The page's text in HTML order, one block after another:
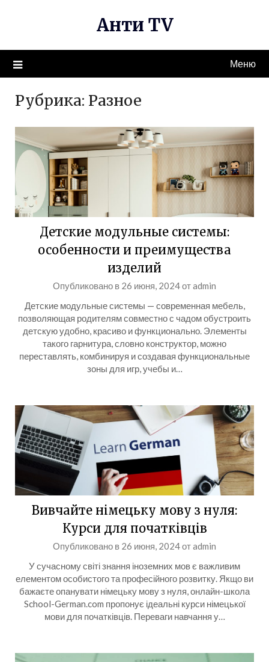
Анти TV
Меню
Рубрика: Разное
Детские модульные системы:
особенности и преимущества
изделий
Опубликовано в 26 июня, 2024отadmin
Детские модульные системы — современная мебель,
позволяющая родителям совместно с чадом обустроить
детскую удобно, красиво и функционально. Элементы
такого гарнитура, словно конструктор, можно
переставлять, комбинируя и создавая функциональные
зоны для игр, учебы и…
Вивчайте німецьку мову з нуля:
Курси для початківців
Опубликовано в 26 июня, 2024отadmin
У сучасному світі знання іноземних мов є важливим
елементом особистого та професійного розвитку. Якщо ви
бажаєте опанувати німецьку мову з нуля, онлайн-школа
School-German.com пропонує ідеальні курси німецької
мови для початківців. Переваги навчання у…